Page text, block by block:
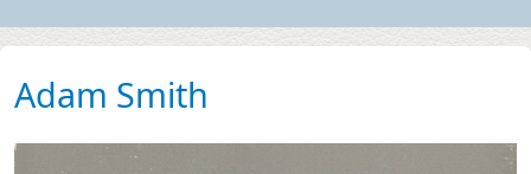
Adam Smith